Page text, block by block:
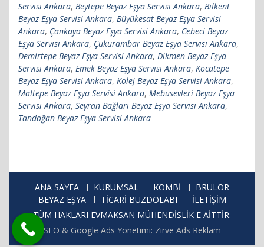
Servisi Ankara, Beytepe Beyaz Eşya Servisi Ankara, Bilkent
Beyaz Eşya Servisi Ankara, Büyükesat Beyaz Eşya Servisi
Ankara, Çankaya Beyaz Eşya Servisi Ankara, Cebeci Beyaz
Eşya Servisi Ankara, Çukurambar Beyaz Eşya Servisi Ankara,
Demirtepe Beyaz Eşya Servisi Ankara, Dikmen Beyaz Eşya
Servisi Ankara, Emek Beyaz Eşya Servisi Ankara, Kocatepe
Beyaz Eşya Servisi Ankara, Kolej Beyaz Eşya Servisi Ankara,
Maltepe Beyaz Eşya Servisi Ankara, Mebusevleri Beyaz Eşya
Servisi Ankara, Seyran Bağları Beyaz Eşya Servisi Ankara,
Tandoğan Beyaz Eşya Servisi Ankara
ANA SAYFA KURUMSAL KOMBİ
BRÜLÖR
BEYAZ EŞYA
TİCARİ BUZDOLABI
İLETİŞİM
TÜM HAKLARI EVMAKSAN MÜHENDİSLİK E AİTTİR.
SEO & Google Ads Yönetimi: Zirve Ads Reklam